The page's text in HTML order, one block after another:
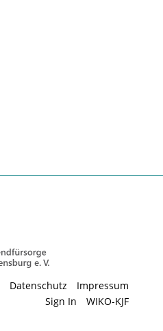
Impressum
Datenschutz
WIKO-KJF
Sign In